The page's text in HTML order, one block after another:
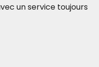
un service toujours